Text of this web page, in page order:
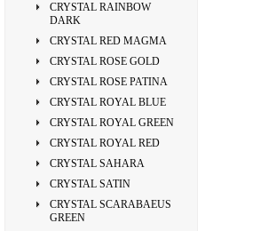
CRYSTAL RAINBOW
DARK
CRYSTAL RED MAGMA
CRYSTAL ROSE GOLD
CRYSTAL ROSE PATINA
CRYSTAL ROYAL BLUE
CRYSTAL ROYAL GREEN
CRYSTAL ROYAL RED
CRYSTAL SAHARA
CRYSTAL SATIN
CRYSTAL SCARABAEUS
GREEN